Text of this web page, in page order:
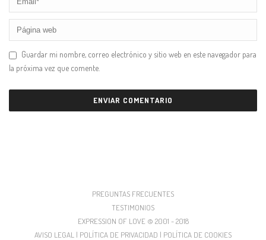
Guardar mi nombre, correo electrónico y sitio web en este navegador para
la próxima vez que comente.
PREGUNTAS FRECUENTES
TESTIMONIOS
EXPRESSION OF LOVE © 2001 - 2018
AVISO LEGAL | POLÍTICA DE PRIVACIDAD | POLÍTICA DE COOKIES